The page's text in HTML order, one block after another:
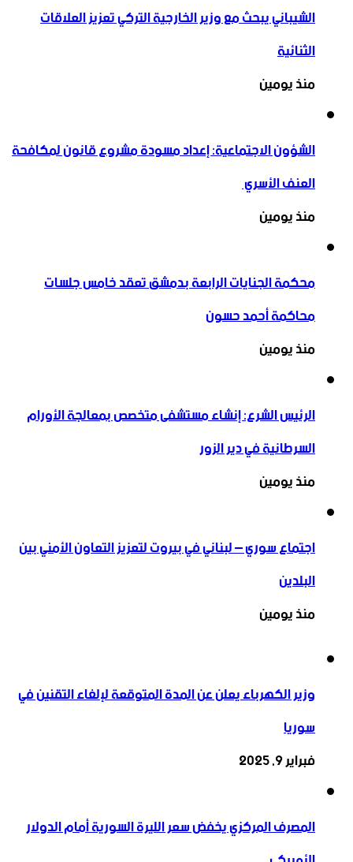
الشيباني يبحث مع وزير الخارجية التركي تعزيز العلاقات
الثنائية
منذ يومين
الشؤون الاجتماعية: إعداد مسودة مشروع قانون لمكافحة
العنف الأسري ‏
منذ يومين
محكمة الجنايات الرابعة بدمشق تعقد خامس جلسات
محاكمة أحمد حسون
منذ يومين
الرئيس الشرع: إنشاء ‌‏مستشفى متخصص بمعالجة الأورام
السرطانية في دير الزور
منذ يومين
اجتماع سوري – لبناني في بيروت لتعزيز التعاون ‏الأمني ‏بين
البلدين
منذ يومين
وزير الكهرباء يعلن عن المدة المتوقعة لإلغاء التقنين في
سوريا
فبراير 9, 2025
المصرف المركزي يخفض سعر الليرة السورية أمام الدولار